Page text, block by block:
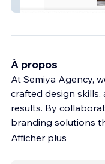
À propos
At Semiya Agency,
crafted design
results. By
branding solutions
Afficher plus